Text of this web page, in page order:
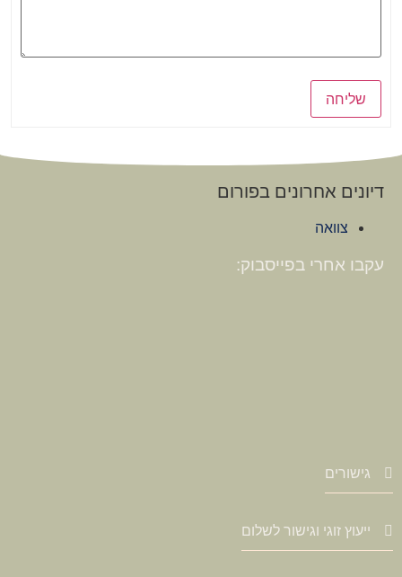
שליחה
דיונים אחרונים בפורום
צוואה
עקבו אחרי בפייסבוק:
גישורים
ייעוץ זוגי וגישור לשלום